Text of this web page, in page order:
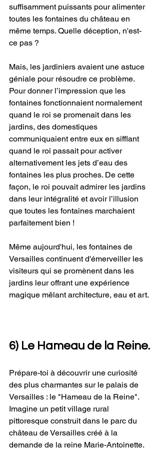
suffisamment puissants pour alimenter
toutes les fontaines du château en
même temps. Quelle déception, n'est-
ce pas ?
Mais, les jardiniers avaient une astuce
géniale pour résoudre ce problème.
Pour donner l’impression que les
fontaines fonctionnaient normalement
quand le roi se promenait dans les
jardins, des domestiques
communiquaient entre eux en sifflant
quand le roi passait pour activer
alternativement les jets d’eau des
fontaines les plus proches. De cette
façon, le roi pouvait admirer les jardins
dans leur intégralité et avoir l’illusion
que toutes les fontaines marchaient
parfaitement bien !
Même aujourd'hui, les fontaines de
Versailles continuent d'émerveiller les
visiteurs qui se promènent dans les
jardins leur offrant une expérience
magique mêlant architecture, eau et art.
6) Le Hameau de la Reine.
Prépare-toi à découvrir une curiosité
des plus charmantes sur le palais de
Versailles : le "Hameau de la Reine".
Imagine un petit village rural
pittoresque construit dans le parc du
château de Versailles créé à la
demande de la reine Marie-Antoinette.